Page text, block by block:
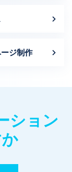
ジ制作
ション